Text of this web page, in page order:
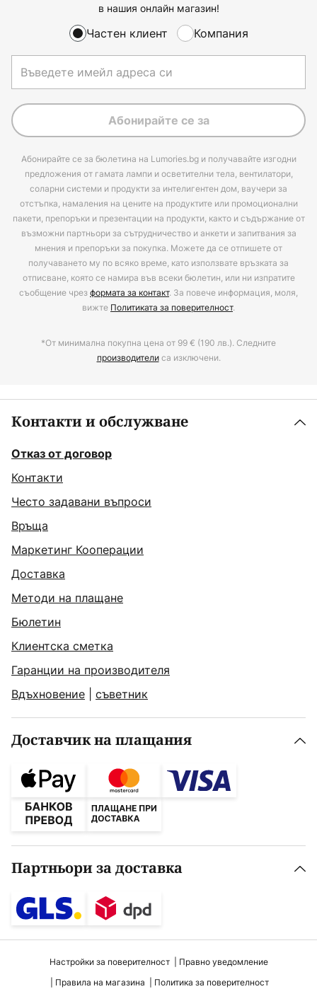
в нашия онлайн магазин!
Частен клиент Компания
Абонирайте се за
Абонирайте се за бюлетина на Lumories.bg и получавайте изгодни
предложения от гамата лампи и осветителни тела, вентилатори,
соларни системи и продукти за интелигентен дом, ваучери за
отстъпка, намаления на цените на продуктите или промоционални
пакети, препоръки и презентации на продукти, както и съдържание от
възможни партньори за сътрудничество и анкети и запитвания за
мнения и препоръки за покупка. Можете да се отпишете от
получаването му по всяко време, като използвате връзката за
отписване, която се намира във всеки бюлетин, или ни изпратите
съобщение чрезформата за контакт. За повече информация, моля,
вижте Политиката за поверителност.
*От минимална покупна цена от 99 € (190 лв.). Следните
производителиса изключени.
Контакти и обслужване
Отказ от договор
Контакти
Често задавани въпроси
Връща
Маркетинг Кооперации
Доставка
Методи на плащане
Бюлетин
Клиентска сметка
Гаранции на производителя
Вдъхновение
съветник
Доставчик на плащания
Партньори за доставка
Настройки за поверителност
Правно уведомление
Правила на магазина
Политика за поверителност